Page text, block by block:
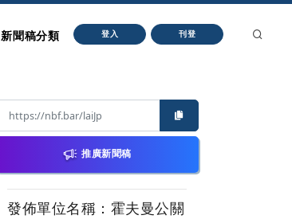
新聞稿分類 登入 刊登
推廣新聞稿
發佈單位名稱：霍夫曼公關